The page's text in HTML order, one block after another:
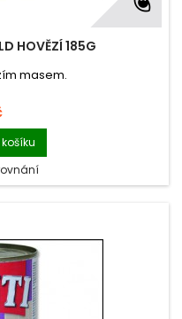
HOVĚZÍ 185G
masem.